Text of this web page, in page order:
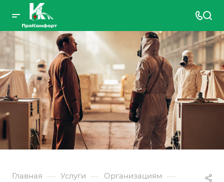
Главная — Услуги — Организациям —